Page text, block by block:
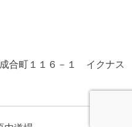
合町１１６－１ イクナス